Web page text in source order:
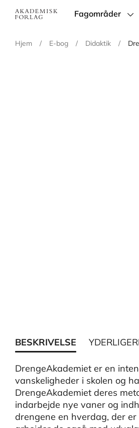
Main
Fagområder
Hjem / E-bog / Didaktik /
BESKRIVELSE
DrengeAkademiet er en
vanskeligheder i skolen og
DrengeAkademiet deres
indarbejde nye vaner og
drengene en hverdag, der